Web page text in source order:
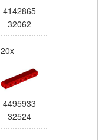
4142865
32062
20x
4495933
32524